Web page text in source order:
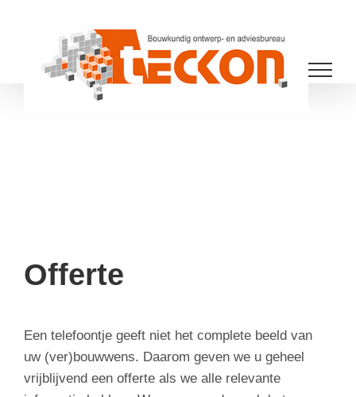
Offerte
Een telefoontje geeft niet het complete beeld van
uw (ver)bouwwens. Daarom geven we u geheel
vrijblijvend een offerte als we alle relevante